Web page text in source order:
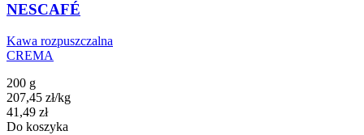
NESCAFÉ
Kawa rozpuszczalna
CREMA
200 g
207,45 zł/kg
Cena
41,49 zł
Do koszyka